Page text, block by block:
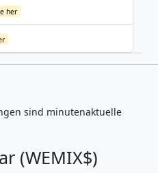
her
sind minutenaktuelle
(WEMIX$)